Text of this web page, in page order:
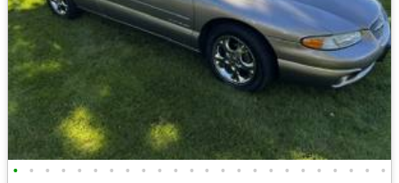
• • • • • • • • • • • • • • • • • • • • • • • •